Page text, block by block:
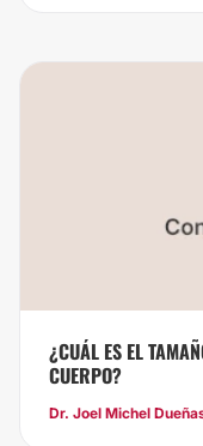
¿CUÁL ES EL
CUERPO?
Dr. Joel Michel